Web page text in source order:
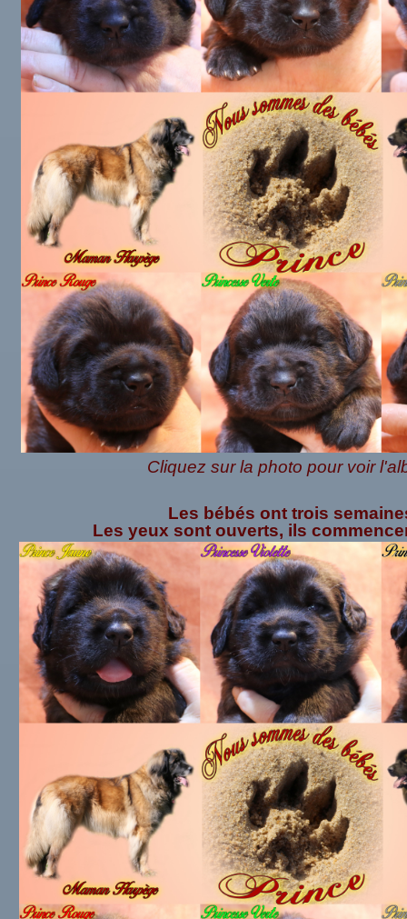
Cliquez sur la photo pour voir
Les bébés ont trois
Les yeux sont ouverts, ils